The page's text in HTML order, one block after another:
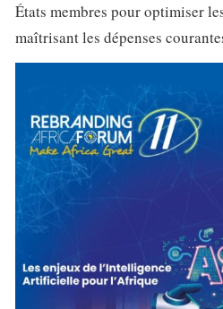
États membres pour optimiser
maîtrisant les dépenses